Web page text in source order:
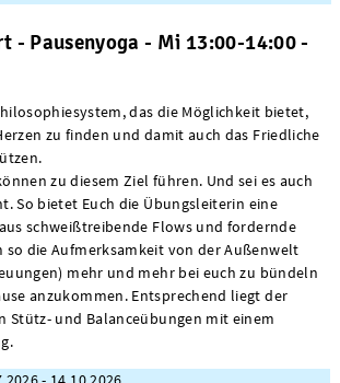
- Pausenyoga - Mi 13:00-14:00 -
das die Möglichkeit bietet,
zu finden und damit auch das Friedliche
zu diesem Ziel führen. Und sei es auch
So bietet Euch die Übungsleiterin eine
schweißtreibende Flows und fordernde
so die Aufmerksamkeit von der Außenwelt
mehr und mehr bei euch zu bündeln
anzukommen. Entsprechend liegt der
Stütz- und Balanceübungen mit einem